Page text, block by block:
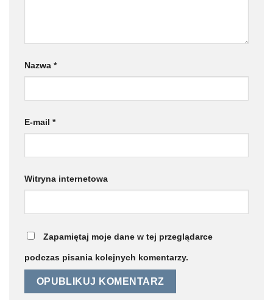
Nazwa *
E-mail *
Witryna internetowa
Zapamiętaj moje dane w tej przeglądarce
podczas pisania kolejnych komentarzy.